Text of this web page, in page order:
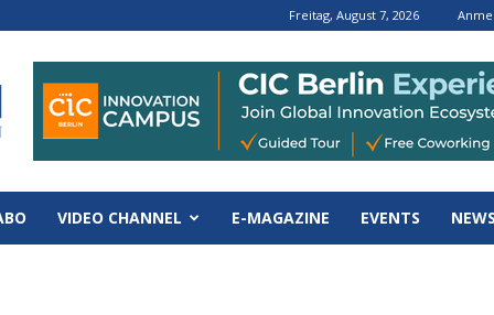
Freitag, August 7, 2026
VIDEO CHANNEL E-MAGAZINE EVENTS